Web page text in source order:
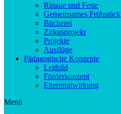
Rituale und Feste
Gemeinsames Frühstück
Bücherei
Zirkusprojekt
Projekte
Ausflüge
Pädagogische Konzepte
Leitbild
Förderkonzept
Elternmitwirkung
Menü